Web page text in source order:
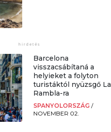
Barcelona
visszacsábítaná a
helyieket a folyton
turistáktól nyüzsgő La
Rambla-ra
SPANYOLORSZÁG/
NOVEMBER 02.